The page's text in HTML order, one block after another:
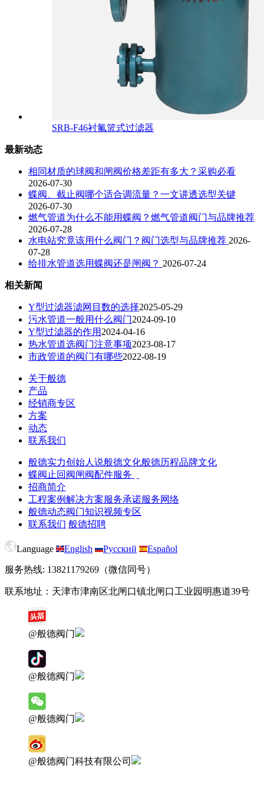
SRB-F46衬氟篮式过滤器
最新动态
相同材质的球阀和闸阀价格差距有多大？采购必看
2026-07-30
蝶阀、截止阀哪个适合调流量？一文讲透选型关键
2026-07-30
燃气管道为什么不能用蝶阀？燃气管道阀门与品牌推荐
2026-07-28
水电站究竟该用什么阀门？阀门选型与品牌推荐 2026-
07-28
给排水管道选用蝶阀还是闸阀？ 2026-07-24
相关新闻
Y型过滤器滤网目数的选择2025-05-29
污水管道一般用什么阀门2024-09-10
Y型过滤器的作用2024-04-16
热水管道选阀门注意事项2023-08-17
市政管道的阀门有哪些2022-08-19
关于般德
产品
经销商专区
方案
动态
联系我们
般德实力创始人说般德文化般德历程品牌文化
蝶阀止回阀闸阀配件服务
招商简介
工程案例解决方案服务承诺服务网络
般德动态阀门知识视频专区
联系我们 般德招聘
Language English Русский Español
服务热线: 13821179269（微信同号）
联系地址：天津市津南区北闸口镇北闸口工业园明惠道39号
@般德阀门
@般德阀门
@般德阀门
@般德阀门科技有限公司